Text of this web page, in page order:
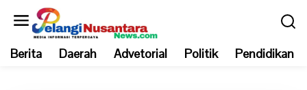
Berita Daerah Advetorial Politik Pendidikan